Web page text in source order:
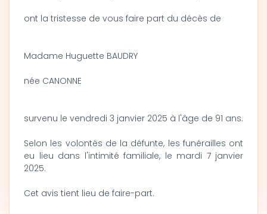
ont la tristesse de vous faire part du décès de
Madame Huguette BAUDRY
née CANONNE
survenu le vendredi 3 janvier 2025 à l'âge de 91 ans.
Selon les volontés de la défunte, les funérailles ont
eu lieu dans l'intimité familiale, le mardi 7 janvier
2025.
Cet avis tient lieu de faire-part.